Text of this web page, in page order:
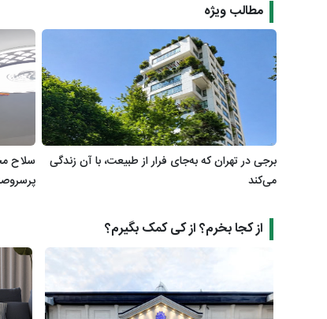
مطالب ویژه
برجی در تهران که به‌جای فرار از طبیعت، با آن زندگی
می‌کند
سلاح
از کجا بخرم؟ از کی کمک بگیرم؟